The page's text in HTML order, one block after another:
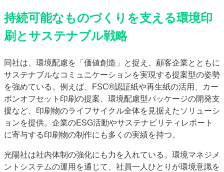
持続可能なものづくりを支える環境印
刷とサステナブル戦略
同社は、環境配慮を「価値創造」と捉え、顧客企業とともに
サステナブルなコミュニケーションを実現する提案型の姿勢
を強めている。例えば、FSC®認証紙や再生紙の活用、カー
ボンオフセット印刷の提案、環境配慮型パッケージの開発支
援など、印刷物のライフサイクル全体を見据えたソリューシ
ョンを提供。企業のESG活動やサステナビリティレポート
に寄与する印刷物の制作にも多くの実績を持つ。
光陽社は社内体制の強化にも力を入れている。環境マネジメ
ントシステムの運用を通じて、社員一人ひとりが環境意識を